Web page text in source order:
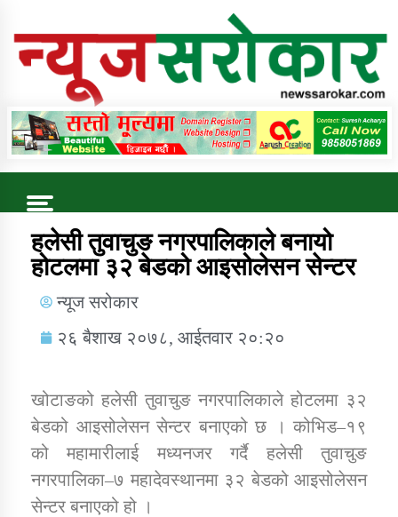
Online News Portal
Trending Now
कुषि बिकास कार्यालय जुम्ला सुचना सन्देश
डिभिजन कार्यालय जुम्लाको सुचना सन्देश
हलेसी तुवाचुङ नगरपालिकाले बनायो
होटलमा ३२ बेडको आइसोलेसन सेन्टर
न्यूज सरोकार
२६ बैशाख २०७८, आईतवार २०:२०
खोटाङको हलेसी तुवाचुङ नगरपालिकाले होटलमा ३२
बेडको आइसोलेसन सेन्टर बनाएको छ । कोभिड–१९
को महामारीलाई मध्यनजर गर्दै हलेसी तुवाचुङ
नगरपालिका–७ महादेवस्थानमा ३२ बेडको आइसोलेसन
सेन्टर बनाएको हो ।